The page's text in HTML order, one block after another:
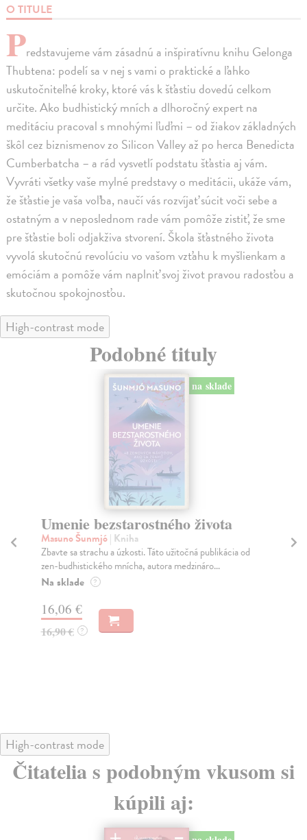
O TITULE
Predstavujeme vám zásadnú a inšpiratívnu knihu Gelonga
Thubtena: podelí sa v nej s vami o praktické a ľahko
uskutočniteľné kroky, ktoré vás k šťastiu dovedú celkom
určite. Ako budhistický mních a dlhoročný expert na
meditáciu pracoval s mnohými ľuďmi – od žiakov základných
škôl cez biznismenov zo Silicon Valley až po herca Benedicta
Cumberbatcha – a rád vysvetlí podstatu šťastia aj vám.
Vyvráti všetky vaše mylné predstavy o meditácii, ukáže vám,
že šťastie je vaša voľba, naučí vás rozvíjať súcit voči sebe a
ostatným a v neposlednom rade vám pomôže zistiť, že sme
pre šťastie boli odjakživa stvorení. Škola šťastného života
vyvolá skutočnú revolúciu vo vašom vzťahu k myšlienkam a
emóciám a pomôže vám naplniť svoj život pravou radosťou a
skutočnou spokojnosťou.
High-contrast mode
Podobné tituly
na sklade
Umenie bezstarostného života
Masuno Šunmjó| Kniha
Zbavte sa strachu a úzkosti. Táto užitočná publikácia od
zen-budhistického mnícha, autora medzináro...
Na sklade ?
16,06 €
16,90 € ?
High-contrast mode
Čitatelia s podobným vkusom si
kúpili aj:
na sklade